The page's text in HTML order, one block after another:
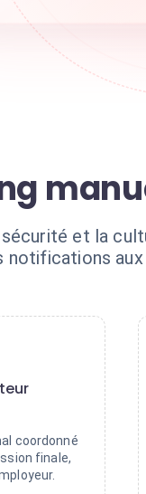
et la
coordonné
finale,